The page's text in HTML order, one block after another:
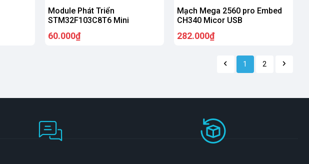
Module Phát Triển
STM32F103C8T6 Mini
60.000₫
Mạch Mega 2560 pro Embed
CH340 Micor USB
282.000₫
1 2